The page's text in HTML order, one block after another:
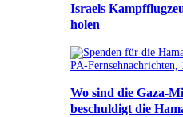
Israels
holen
Wo sind die Gaza-
beschuldigt die